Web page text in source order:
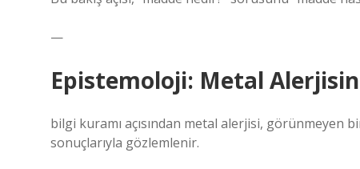
—
Epistemoloji: Metal
bilgi kuramı açısından metal alerjisi, görünmeyen
sonuçlarıyla gözlemlenir.